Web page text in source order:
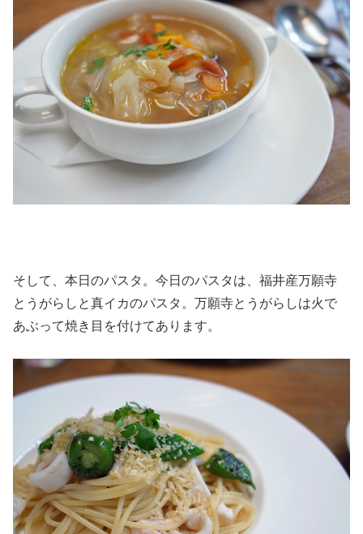
そして、本日のパスタ。今日のパスタは、福井産万願寺
とうがらしと真イカのパスタ。万願寺とうがらしは火で
あぶって焼き目を付けてあります。